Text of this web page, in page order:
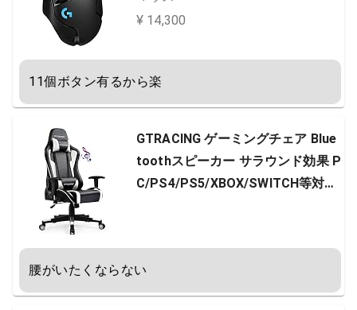
¥ 14,300
11個ボタン有るから楽
GTRACING ゲーミングチェア Blue
toothスピーカー サラウンド効果 P
C/PS4/PS5/XBOX/SWITCH等対応
レスト ランバーサポート ひじ掛け
オフィスチェア デスクチェア パソ
コンチェア GT890Y-WHITE
腰がいたくならない